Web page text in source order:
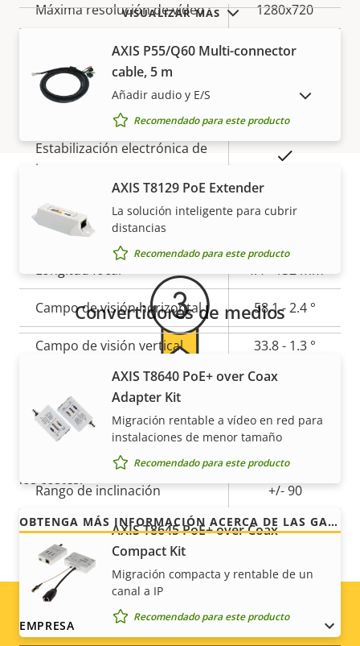
Descripción
Valor de
propiedad
Máxima resolución de vídeo 1280x720
Máximo de imágenes por
segundo
50/60
Funcionamiento día/noche
Estabilización electrónica de
imagen
Objetivo
Descripción
de
propiedad
Valor de
la
propiedad
Longitud focal 4.4 - 132 mm
Campo de visión horizontal 58.1 - 2.4 °
Campo de visión vertical 33.8 - 1.3 °
Movimiento horizontal/vertical y zoom
Descripción
Valor de
propiedad
Rango de movimiento
360 endless
Rango de inclinación +/- 90
Ronda de vigilancia -
Zoom óptico 30
Zoom digital
VISUALIZAR MÁS
AXIS P55/Q60 Multi-connector
cable, 5 m
Añadir audio y E/S
Recomendado para este producto
AXIS T8129 PoE Extender
La solución inteligente para cubrir
distancias
Recomendado para este producto
Convertidores de medios
AXIS T8640 PoE+ over Coax
Adapter Kit
Migración rentable a vídeo en red para
instalaciones de menor tamaño
Recomendado para este producto
AXIS T8645 PoE+ over Coax
Compact Kit
Migración compacta y rentable de un
canal a IP
Recomendado para este producto
MOSTRAR PRODUCTOS DESCATALOGADOS
Garantía
Para mayor tranquilidad
Nuestra garantía de 3 años brinda a nuestros
clientes un uso sin preocupaciones y un control de
los costes.
OBTENGA MÁS INFORMACIÓN ACERCA DE LAS GARANTÍAS DE AXIS
Footer
EMPRESA